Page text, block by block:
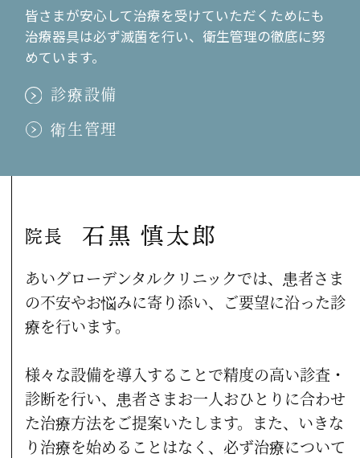
安城の「こもれび歯科」から見学に！
2011.09.20
第２７回市民健康まつり
2011.08.28
2011.08.20
2011.08.20
楽しかったお盆休み～院長編～
お盆休みのお知らせ
2011.07.19
久々の休日
皆さまが安心して治療を受けていただくためにも
治療器具は必ず滅菌を行い、衛生管理の徹底に努
めています。
診療設備
衛生管理
院長 石黒 慎太郎
あいグローデンタルクリニックでは、患者さま
の不安やお悩みに寄り添い、ご要望に沿った診
療を行います。
様々な設備を導入することで精度の高い診査・
診断を行い、患者さまお一人おひとりに合わせ
た治療方法をご提案いたします。 また、いきな
り治療を始めることはなく、必ず治療について